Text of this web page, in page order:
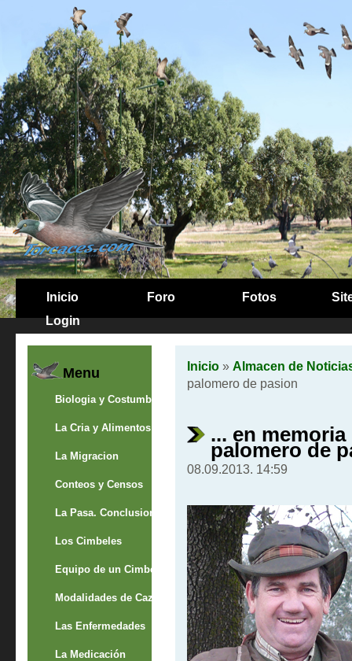
Inicio Foro Fotos
Login
Menu
Biologia y Costumbres
La Cria y Alimentos
La Migracion
Conteos y Censos
La Pasa. Conclusion
Los Cimbeles
Equipo de un Cimbelero
Modalidades de Caza
Las Enfermedades
La Medicación
Inicio» Almacen de
palomero de pasion
... en
palomero de
08.09.2013. 14:59